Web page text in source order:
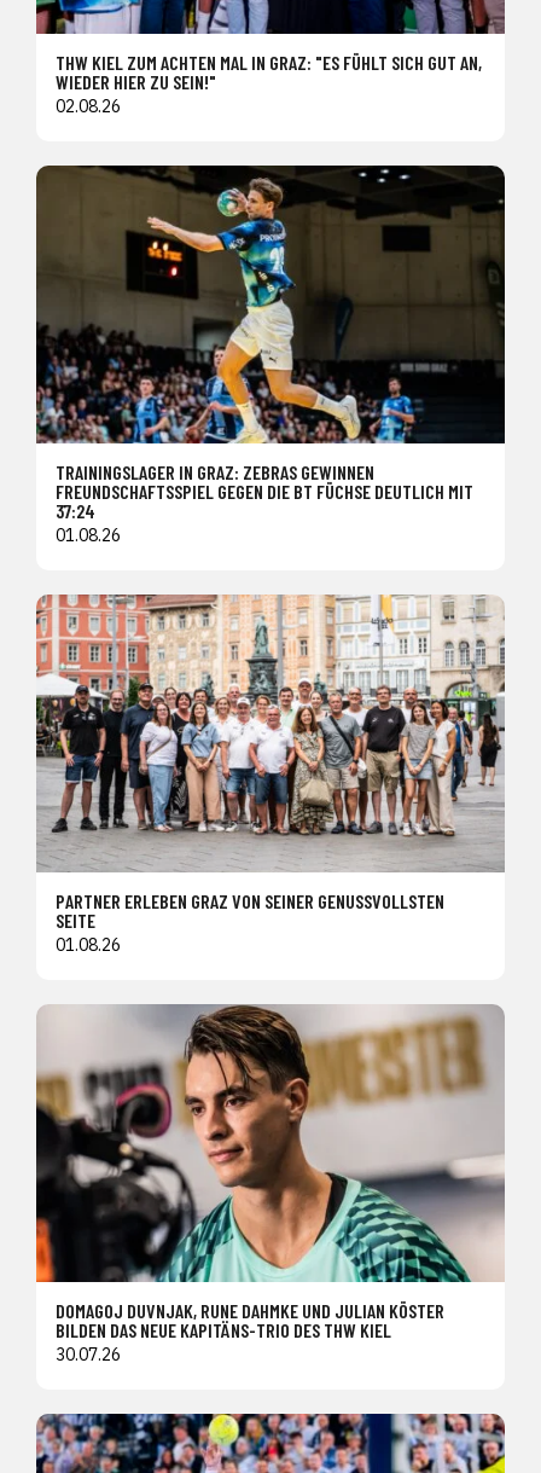
THW KIEL ZUM ACHTEN MAL IN GRAZ: "ES FÜHLT SICH GUT AN,
WIEDER HIER ZU SEIN!"
02.08.26
TRAININGSLAGER IN GRAZ: ZEBRAS GEWINNEN
FREUNDSCHAFTSSPIEL GEGEN DIE BT FÜCHSE DEUTLICH MIT
37:24
01.08.26
PARTNER ERLEBEN GRAZ VON SEINER GENUSSVOLLSTEN
SEITE
01.08.26
DOMAGOJ DUVNJAK, RUNE DAHMKE UND JULIAN KÖSTER
BILDEN DAS NEUE KAPITÄNS-TRIO DES THW KIEL
30.07.26